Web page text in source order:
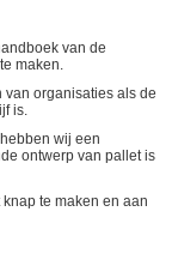
van de
maken.
van organisaties als de
is.
wij een
ontwerp van pallet is
te maken en aan